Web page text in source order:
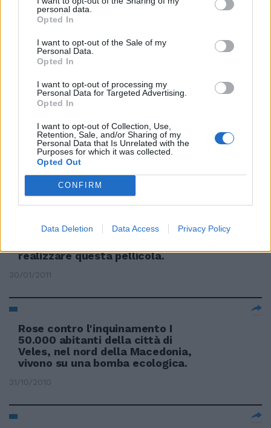
personal data.
Opted In
I want to opt-out of the Sale of my
Personal Data.
Opted In
I want to opt-out of processing my
Personal Data for Targeted Advertising.
Opted In
I want to opt-out of Collection, Use,
Retention, Sale, and/or Sharing of my
Personal Data that Is Unrelated with the
Purposes for which it was collected.
Opted Out
CONFIRM
Data Deletion Data Access Privacy Policy
Rose non ha soldi ma una grande
ambizione: lasciare la provincia
Angeles.
13/02/2011
06/02/2011
Il film «Vento di primavera, con
Jean Reno e Melanie Laurent (da
giovedì al cinema), è diretto da
Rose Bosch che ha raccontato la
sua esperienza personale, tanto
realizzare questa pellicola.
30/01/2011
Rose contro l'inquinamento I
50.000 abitanti della città di
Veles, nel nord della Macedonia,
vivono su una bomba ecologica.
31/10/2010